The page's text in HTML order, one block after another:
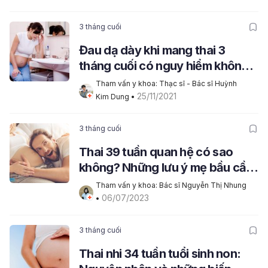
3 tháng cuối
Đau dạ dày khi mang thai 3
tháng cuối có nguy hiểm không
và cách giảm đau nhanh nhất
Tham vấn y khoa: Thạc sĩ - Bác sĩ Huỳnh
Kim Dung • 25/11/2021
3 tháng cuối
Thai 39 tuần quan hệ có sao
không? Những lưu ý mẹ bầu cần
biếtTham vấn y khoa: Bác sĩ Nguyễn Thị Nhung
• 06/07/2023
3 tháng cuối
Thai nhi 34 tuần tuổi sinh non: